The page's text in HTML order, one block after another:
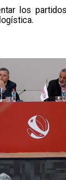
los